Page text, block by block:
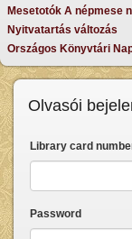
Mesetotók A népmese
Nyitvatartás változás
Országos Könyvtári
Olvasói
Library card
Password